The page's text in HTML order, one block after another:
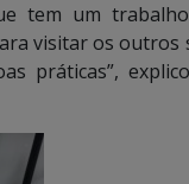
tem um
visitar os outros
práticas”,